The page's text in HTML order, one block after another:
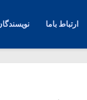
ارتباط باما